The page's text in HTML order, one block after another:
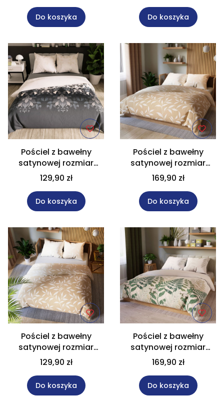
Do koszyka Do koszyka
Pościel z bawełny
satynowej rozmiar
160x200 cm KELLY
129,90 zł
Do koszyka
Pościel z bawełny
satynowej rozmiar
220x200 cm IRMA
169,90 zł
Do koszyka
Pościel z bawełny
satynowej rozmiar
160x200 cm IRMA
129,90 zł
Do koszyka
Pościel z bawełny
satynowej rozmiar
220x200 cm FERNA
169,90 zł
Do koszyka